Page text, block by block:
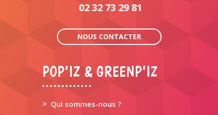
02 32 73 29 81
NOUS CONTACTER
POP’IZ & GREENP’IZ
> Qui sommes-nous ?